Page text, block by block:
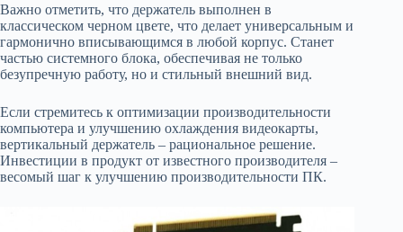
Важно отметить, что держатель выполнен в
классическом черном цвете, что делает универсальным и
гармонично вписывающимся в любой корпус. Станет
частью системного блока, обеспечивая не только
безупречную работу, но и стильный внешний вид.
Если стремитесь к оптимизации производительности
компьютера и улучшению охлаждения видеокарты,
вертикальный держатель – рациональное решение.
Инвестиции в продукт от известного производителя –
весомый шаг к улучшению производительности ПК.